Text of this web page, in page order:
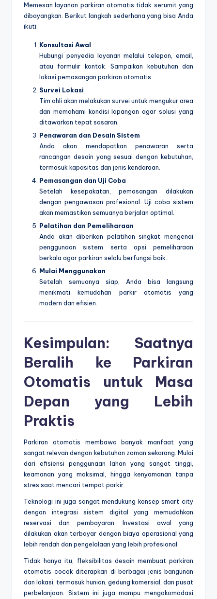
Memesan layanan parkiran otomatis tidak serumit yang
dibayangkan. Berikut langkah sederhana yang bisa Anda
ikuti:
Konsultasi Awal
Hubungi penyedia layanan melalui telepon, email,
atau formulir kontak. Sampaikan kebutuhan dan
lokasi pemasangan parkiran otomatis.
Survei Lokasi
Tim ahli akan melakukan survei untuk mengukur area
dan memahami kondisi lapangan agar solusi yang
ditawarkan tepat sasaran.
Penawaran dan Desain Sistem
Anda akan mendapatkan penawaran serta
rancangan desain yang sesuai dengan kebutuhan,
termasuk kapasitas dan jenis kendaraan.
Pemasangan dan Uji Coba
Setelah kesepakatan, pemasangan dilakukan
dengan pengawasan profesional. Uji coba sistem
akan memastikan semuanya berjalan optimal.
Pelatihan dan Pemeliharaan
Anda akan diberikan pelatihan singkat mengenai
penggunaan sistem serta opsi pemeliharaan
berkala agar parkiran selalu berfungsi baik.
Mulai Menggunakan
Setelah semuanya siap, Anda bisa langsung
menikmati kemudahan parkir otomatis yang
modern dan efisien.
Kesimpulan: Saatnya
Beralih ke Parkiran
Otomatis untuk Masa
Depan yang Lebih
Praktis
Parkiran otomatis membawa banyak manfaat yang
sangat relevan dengan kebutuhan zaman sekarang. Mulai
dari efisiensi penggunaan lahan yang sangat tinggi,
keamanan yang maksimal, hingga kenyamanan tanpa
stres saat mencari tempat parkir.
Teknologi ini juga sangat mendukung konsep smart city
dengan integrasi sistem digital yang memudahkan
reservasi dan pembayaran. Investasi awal yang
dilakukan akan terbayar dengan biaya operasional yang
lebih rendah dan pengelolaan yang lebih profesional.
Tidak hanya itu, fleksibilitas desain membuat parkiran
otomatis cocok diterapkan di berbagai jenis bangunan
dan lokasi, termasuk hunian, gedung komersial, dan pusat
perbelanjaan. Sistem ini juga mampu mengakomodasi